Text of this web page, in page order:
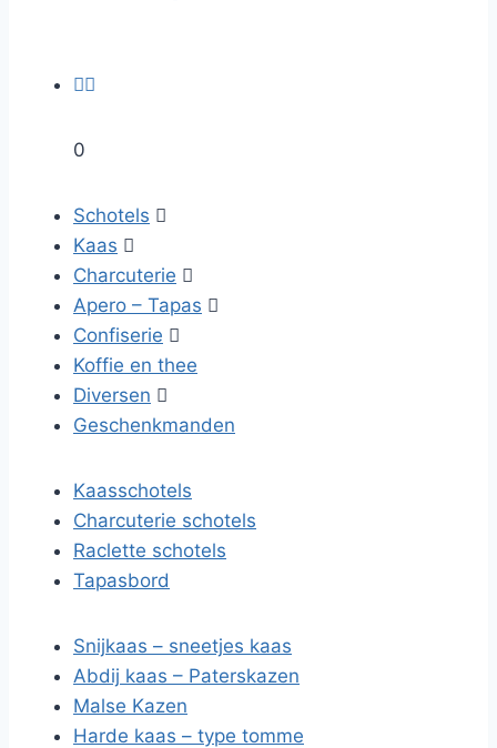

0
Schotels 
Kaas 
Charcuterie 
Apero – Tapas 
Confiserie 
Koffie en thee
Diversen 
Geschenkmanden
Kaasschotels
Charcuterie schotels
Raclette schotels
Tapasbord
Snijkaas – sneetjes kaas
Abdij kaas – Paterskazen
Malse Kazen
Harde kaas – type tomme